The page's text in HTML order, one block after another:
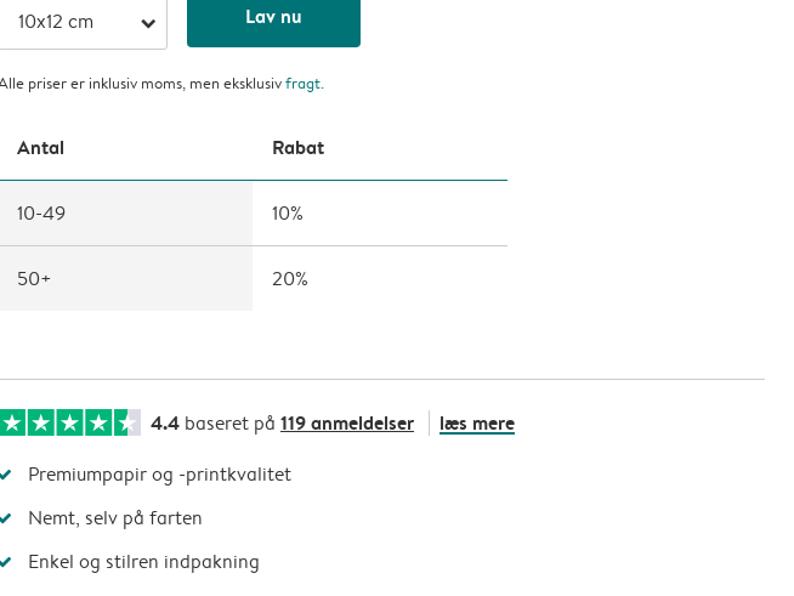
arrow_right Lav nu
priser er inklusiv moms, men eksklusivfragt.
Antal Rabat
10-49 10%
50+ 20%
4.4 baseret på 119 anmeldelser læs mere
Premiumpapir og -printkvalitet
Nemt, selv på farten
Enkel og stilren indpakning